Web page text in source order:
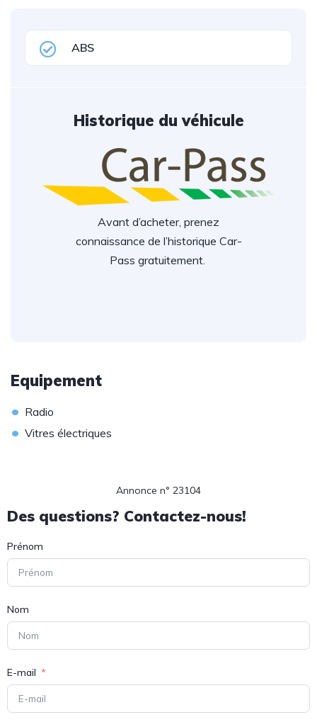
ABS
Historique du véhicule
Avant d’acheter, prenez
connaissance de l’historique Car-
Pass gratuitement.
Equipement
• Radio
• Vitres électriques
Annonce n° 23104
Des questions? Contactez-nous!
Prénom
Nom
E-mail